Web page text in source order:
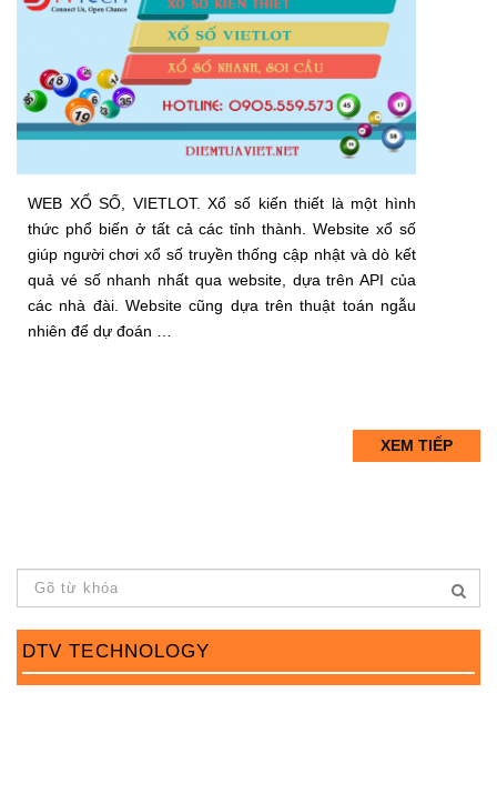
WEB XỔ SỐ, VIETLOT. Xổ số kiến thiết là một hình
thức phổ biến ở tất cả các tỉnh thành. Website xổ số
giúp người chơi xổ số truyền thống cập nhật và dò kết
quả vé số nhanh nhất qua website, dựa trên API của
các nhà đài. Website cũng dựa trên thuật toán ngẫu
nhiên để dự đoán …
XEM TIẾP
DTV TECHNOLOGY